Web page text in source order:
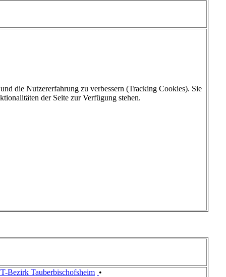
Bezirk Tauberbischofsheim •
die Nutzererfahrung zu verbessern (Tracking Cookies). Sie
der Seite zur Verfügung stehen.